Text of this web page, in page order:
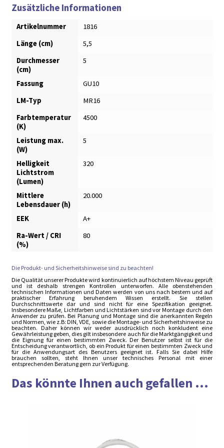
Zusätzliche Informationen
Artikelnummer
1816
Länge (cm)
5,5
Durchmesser
(cm)
5
Fassung
GU10
LM-Typ
MR16
Farbtemperatur
(K)
4500
Leistung max.
(W)
5
Helligkeit
Lichtstrom
(Lumen)
320
Mittlere
Lebensdauer (h)
20.000
EEK
A+
Ra-Wert / CRI
(%)
80
Die Produkt- und Sicherheitshinweise sind zu beachten!
Die Qualität unserer Produkte wird kontinuierlich auf höchstem Niveau geprüft
und ist deshalb strengen Kontrollen unterworfen. Alle obenstehenden
technischen Informationen und Daten werden von uns nach bestem und auf
praktischer Erfahrung beruhendem Wissen erstellt. Sie stellen
Durchschnittswerte dar und sind nicht für eine Spezifikation geeignet.
Insbesondere Maße, Lichtfarben und Lichtstärken sind vor Montage durch den
Anwender zu prüfen. Bei Planung und Montage sind die anerkannten Regeln
und Normen, wie z.B: DIN, VDE, sowie die Montage- und Sicherheitshinweise zu
beachten. Daher können wir weder ausdrücklich noch konkludent eine
Gewährleistung geben, dies gilt insbesondere auch für die Marktgängigkeit und
die Eignung für einen bestimmten Zweck. Der Benutzer selbst ist für die
Entscheidung verantwortlich, ob ein Produkt für einen bestimmten Zweck und
für die Anwendungsart des Benutzers geeignet ist. Falls Sie dabei Hilfe
brauchen sollten, steht Ihnen unser technisches Personal mit einer
entsprechenden Beratung gern zur Verfügung.
Das könnte Ihnen auch gefallen ...